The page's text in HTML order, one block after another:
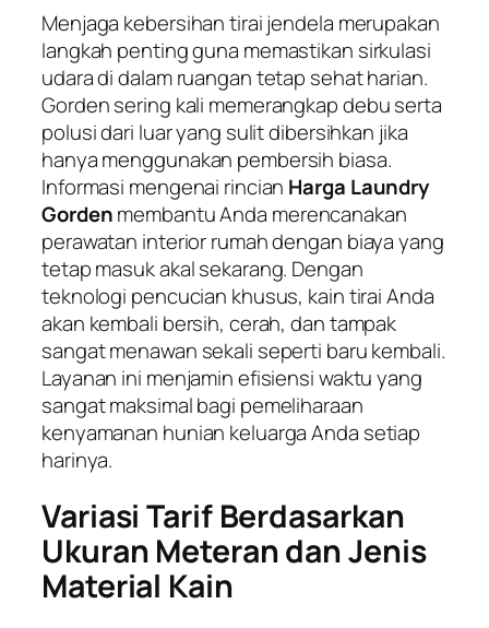
Menjaga kebersihan tirai jendela merupakan
langkah penting guna memastikan sirkulasi
udara di dalam ruangan tetap sehat harian.
Gorden sering kali memerangkap debu serta
polusi dari luar yang sulit dibersihkan jika
hanya menggunakan pembersih biasa.
Informasi mengenai rincian Harga Laundry
Gordenmembantu Anda merencanakan
perawatan interior rumah dengan biaya yang
tetap masuk akal sekarang. Dengan
teknologi pencucian khusus, kain tirai Anda
akan kembali bersih, cerah, dan tampak
sangat menawan sekali seperti baru kembali.
Layanan ini menjamin efisiensi waktu yang
sangat maksimal bagi pemeliharaan
kenyamanan hunian keluarga Anda setiap
harinya.
Variasi Tarif Berdasarkan
Ukuran Meteran dan Jenis
Material Kain